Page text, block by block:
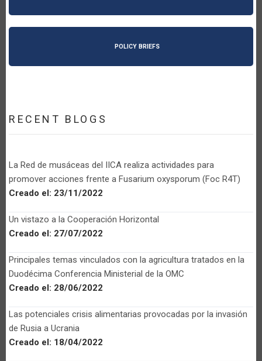
POLICY BRIEFS
RECENT BLOGS
La Red de musáceas del IICA realiza actividades para
promover acciones frente a Fusarium oxysporum (Foc R4T)
Creado el: 23/11/2022
Un vistazo a la Cooperación Horizontal
Creado el: 27/07/2022
Principales temas vinculados con la agricultura tratados en la
Duodécima Conferencia Ministerial de la OMC
Creado el: 28/06/2022
Las potenciales crisis alimentarias provocadas por la invasión
de Rusia a Ucrania
Creado el: 18/04/2022